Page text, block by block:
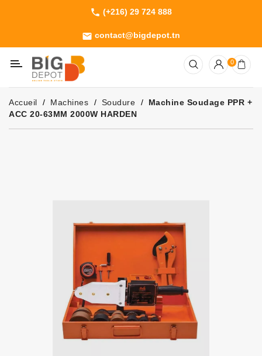
phone (+216) 29 724 888
email contact@bigdepot.tn
Machines
Outillage
Jardinage
Consommables
0
Accueil Machines Soudure
Machine Soudage PPR +
ACC 20-63MM 2000W HARDEN